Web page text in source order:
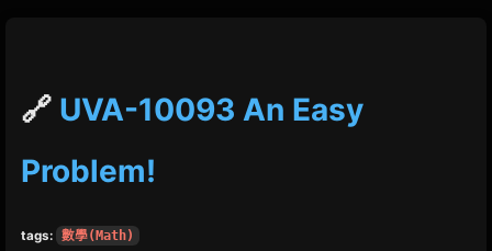
🔗 UVA-10093 An Easy
Problem!
tags: 數學(Math)